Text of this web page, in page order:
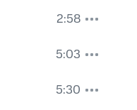
2:58
5:03
5:30